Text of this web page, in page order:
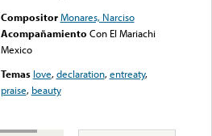
Compositor Monares, Narciso
Acompañamiento Con El Mariachi
Mexico
Temas love,declaration,entreaty,
praise, beauty